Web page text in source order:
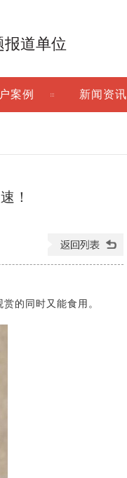
道单位
案例 新闻资讯
！
的同时又能食用。